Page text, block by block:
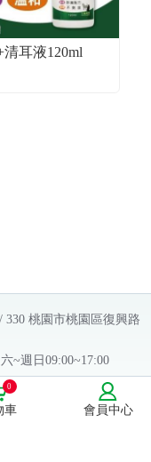
清耳液120ml
330 桃園市桃園區復興路
~週日09:00~17:00
Reserved.
車
0
會員中心